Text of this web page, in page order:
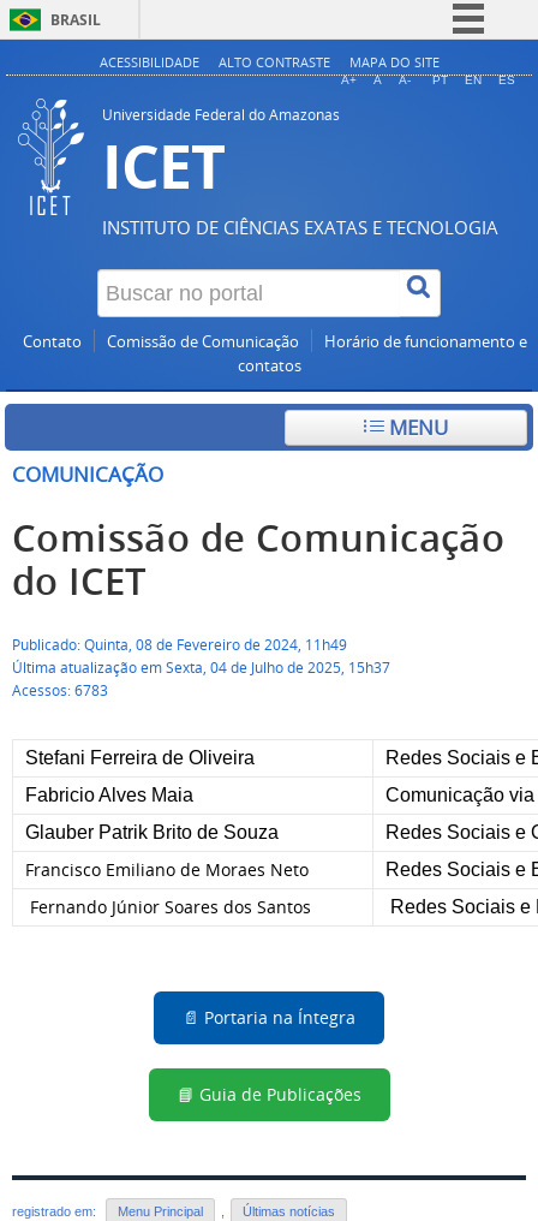
BRASIL
Simplifique!
ACESSIBILIDADE ALTO CONTRASTE MAPA DO SITE
A+ A A- PT EN ES
Universidade Federal do Amazonas
ICET
INSTITUTO DE CIÊNCIAS EXATAS E TECNOLOGIA
Contato Comissão de Comunicação
Horário de funcionamento e
contatos
MENU
COMUNICAÇÃO
Comissão de Comunicação
do ICET
Publicado: Quinta, 08 de Fevereiro de 2024, 11h49
Última atualização em Sexta, 04 de Julho de 2025, 15h37
Acessos: 6783
Stefani Ferreira de Oliveira
Redes Sociais e
Fabricio Alves Maia
Comunicação
Glauber Patrik Brito de Souza
Redes Sociais e
Francisco Emiliano de Moraes Neto Redes Sociais e
Fernando Júnior Soares dos Santos Redes Sociais e
📄 Portaria na Íntegra
📘 Guia de Publicações
registrado em: Menu Principal Últimas notícias